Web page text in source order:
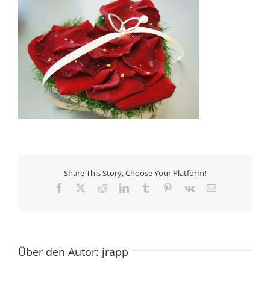
Share This Story, Choose Your Platform!
Facebook RedditLinkedInTumblr Pinterest
Vk
E-
Über den Autor: jrapp